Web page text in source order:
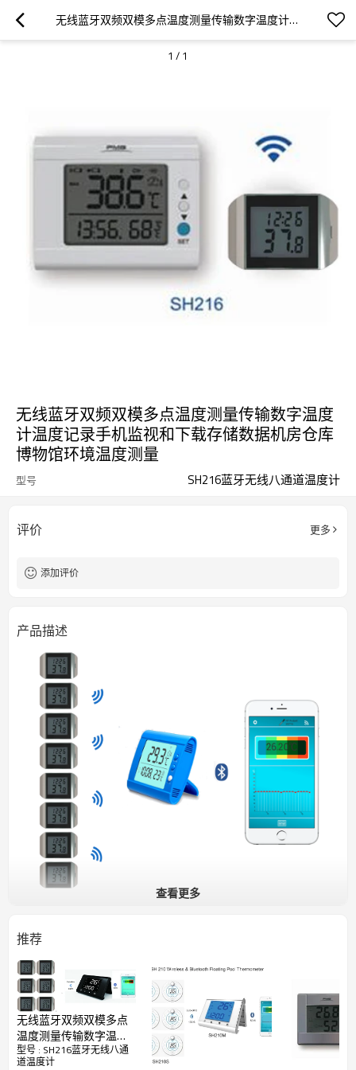
无线蓝牙双频双模多点温度测量传输数字温度计温度记录手机监视和下载存储数据机房仓库博物馆环境温度测量
1 / 1
无线蓝牙双频双模多点温度测量传输数字温度
计温度记录手机监视和下载存储数据机房仓库
博物馆环境温度测量
型号 SH216蓝牙无线八通道温度计
评价 更多
添加评价
产品描述
产品由接收机和发射机组成，发射机密封防尘结
构，放置在距接收机
数据无线发送到接收机，接收机可远程显示
机的温度数据。
功能特性
■包含接收机和最多8台发射机
■发射机测量发送温度数据到接收机
■ 设置最高最低温度报警阈值
■查询最大最小温度存记录值
查看更多
推荐
无线蓝牙双频双模多点
温度测量传输数字温度
计温度记录手机监视和
型号 : SH216蓝牙无线八通
道温度计